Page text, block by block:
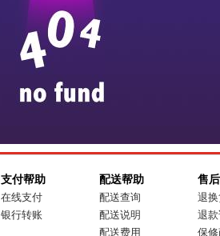
支付帮助
在线支付
银行转账
配送帮助
配送查询
配送说明
配送费用
售
退
退
保